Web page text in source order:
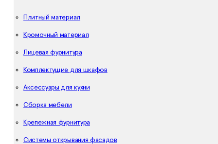
Плитный материал
Кромочный материал
Лицевая фурнитура
Комплектущие для шкафов
Аксессуары для кухни
Сборка мебели
Крепежная фурнитура
Системы открывания фасадов